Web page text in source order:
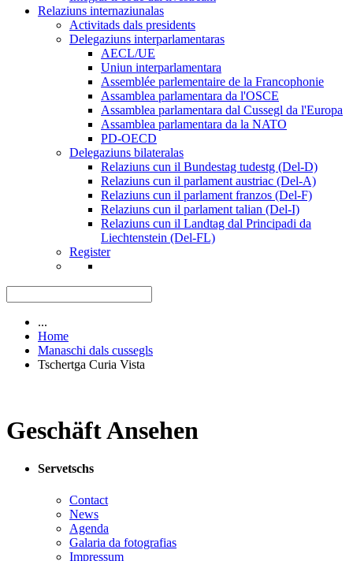
Relaziuns internaziunalas
Activitads dals presidents
Delegaziuns interparlamentaras
AECL/UE
Uniun interparlamentara
Assemblée parlementaire de la Francophonie
Assamblea parlamentara da l'OSCE
Assamblea parlamentara dal Cussegl da l'Europa
Assamblea parlamentara da la NATO
PD-OECD
Delegaziuns bilateralas
Relaziuns cun il Bundestag tudestg (Del-D)
Relaziuns cun il parlament austriac (Del-A)
Relaziuns cun il parlament franzos (Del-F)
Relaziuns cun il parlament talian (Del-I)
Relaziuns cun il Landtag dal Principadi da
Liechtenstein (Del-FL)
Register
...
Home
Manaschi dals cussegls
Tschertga Curia Vista
Geschäft Ansehen
Servetschs
Contact
News
Agenda
Galaria da fotografias
Impressum